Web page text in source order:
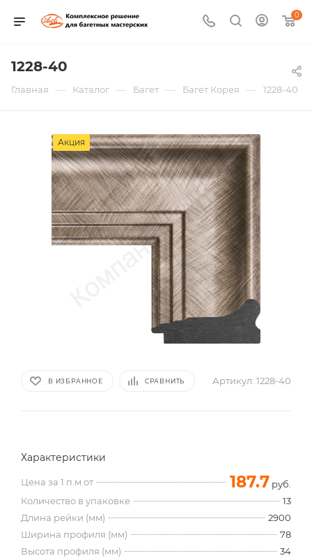
0
1228-40
Главная — Каталог — Багет — Багет Корея — 1228-40
Акция
В ИЗБРАННОЕ СРАВНИТЬ Артикул: 1228-40
Характеристики
Цена за 1 п.м от 187.7 руб.
Количество в упаковке
13
Длина рейки (мм)
2900
Ширина профиля (мм)
78
Высота профиля (мм)
34